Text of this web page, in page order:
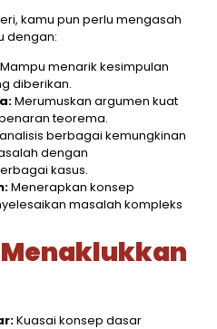
kamu pun perlu mengasah
dengan:
Mampu menarik kesimpulan
diberikan.
Merumuskan argumen kuat
teorema.
berbagai kemungkinan
dengan
kasus.
Menerapkan konsep
masalah kompleks
Kuasai konsep dasar